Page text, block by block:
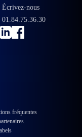
Écrivez-nous
01.84.75.36.30
fréquentes